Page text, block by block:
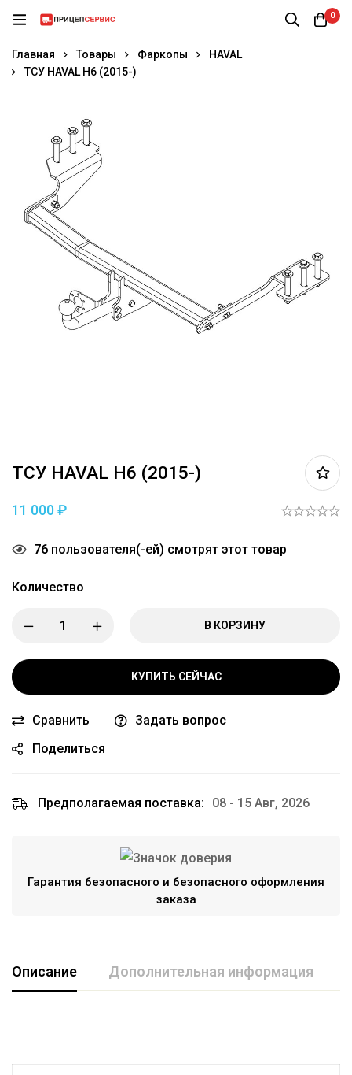
0
Главная Товары Фаркопы
HAVAL
ТСУ HAVAL H6 (2015-)
ТСУ HAVAL H6 (2015-)
11 000₽
76 пользователя(-ей) смотрят этот товар
Количество
В КОРЗИНУ
КУПИТЬ СЕЙЧАС
Сравнить
Задать вопрос
Поделиться
Предполагаемая поставка: 08 - 15 Авг, 2026
Гарантия безопасного и безопасного оформления
заказа
Описание Дополнительная информация
Производитель